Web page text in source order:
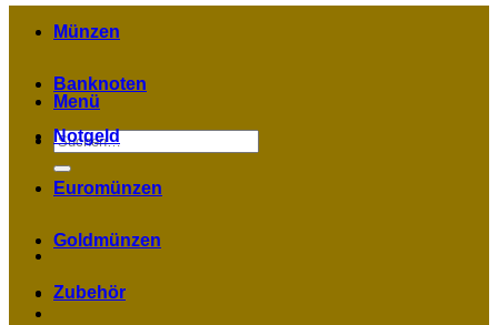
Menü
Suchen
nach:
Münzen
Banknoten
Notgeld
Euromünzen
Goldmünzen
Zubehör